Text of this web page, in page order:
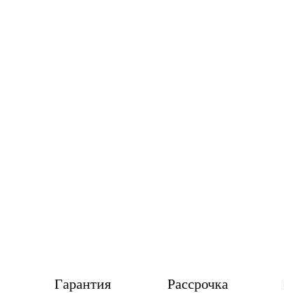
Гарантия Рассрочка